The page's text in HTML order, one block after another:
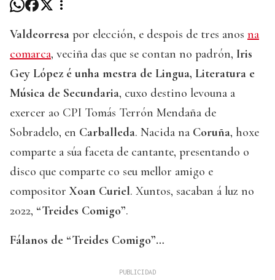
Valdeorresa por elección, e despois de tres anos na
comarca, veciña das que se contan no padrón, Iris
Gey López é unha mestra de Lingua, Literatura e
Música de Secundaria, cuxo destino levouna a
exercer ao CPI Tomás Terrón Mendaña de
Sobradelo, en Carballeda. Nacida na Coruña, hoxe
comparte a súa faceta de cantante, presentando o
disco que comparte co seu mellor amigo e
compositor Xoan Curiel. Xuntos, sacaban á luz no
2022, “Treides Comigo”.
Fálanos de “Treides Comigo”…